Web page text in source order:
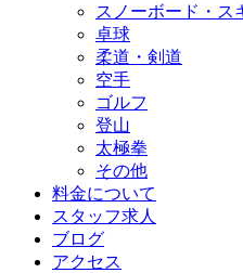
スノーボード・ス
卓球
柔道・剣道
空手
ゴルフ
登山
太極拳
その他
料金について
スタッフ求人
ブログ
アクセス